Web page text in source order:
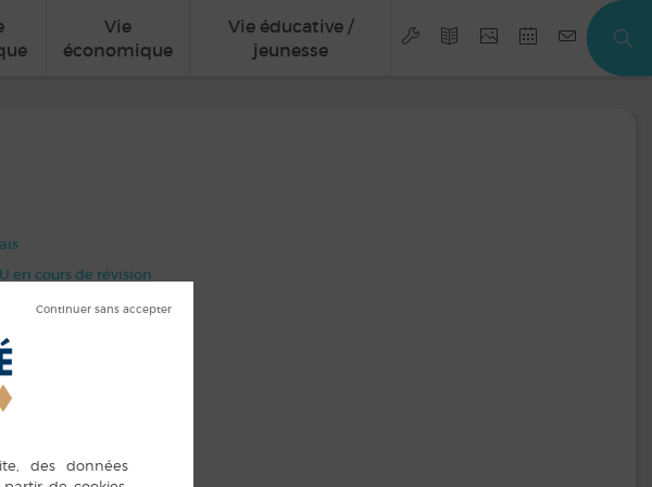
Vie
économique
Vie éducative /
jeunesse
en cours de révision
1